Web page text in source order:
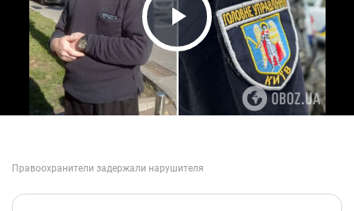
Play Video